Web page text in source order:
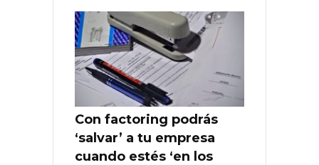
Con factoring podrás
‘salvar’ a tu empresa
cuando estés ‘en los